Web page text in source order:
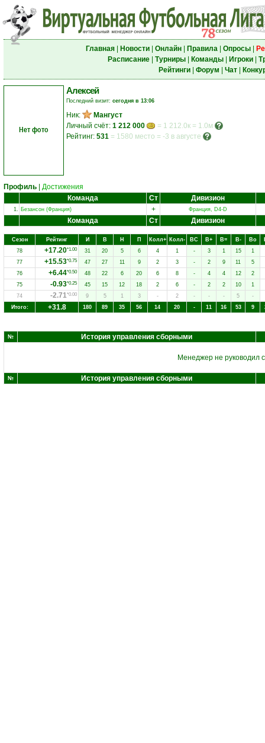
Главная| Новости| Онлайн| Правила| Опросы|
Расписание| Турниры| Команды| Игроки|
Рейтинги| Форум Чат|
Нет фото
Алексей
Последний визит: сегодня в 13:06
Ник:
Мангуст
Личный счёт: 1 212 000
= 1 212.0к = 1.0м
Рейтинг: 531 = 1580 место = -3 в августе
Профиль
Достижения
Команда
Ст Дивизион
1. Безансон (Франция) + Франция, D4-D
Команда Ст Дивизион
Сезон Рейтинг И В Н П Колл+ Колл- ВC В+ В= В- Вo
78
+17.20*1.00 31 20 5 6 4 1 - 3 1 15
1
77
+15.53*0.75 47 27 11 9 2 3 - 2 9 11
5
76
+6.44*0.50 48 22 6 20 6 8 - 4 4 12
2
75
-0.93*0.25 45 15 12 18 2 6 - 2 2 10
1
74
-2.71*0.00 9 5 1 3 - 2 - - - 5
-
Итого:
+31.8 180 89 35 56 14 20 - 11 16 53 9
№ История управления сборными
Менеджер не руководил
№ История управления сборными